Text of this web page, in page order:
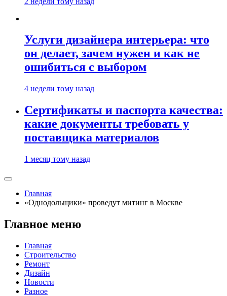
Услуги дизайнера интерьера: что
он делает, зачем нужен и как не
ошибиться с выбором
4 недели тому назад
Сертификаты и паспорта качества:
какие документы требовать у
поставщика материалов
1 месяц тому назад
Главная
«Однодольщики» проведут митинг в Москве
Главное меню
Главная
Строительство
Ремонт
Дизайн
Новости
Разное